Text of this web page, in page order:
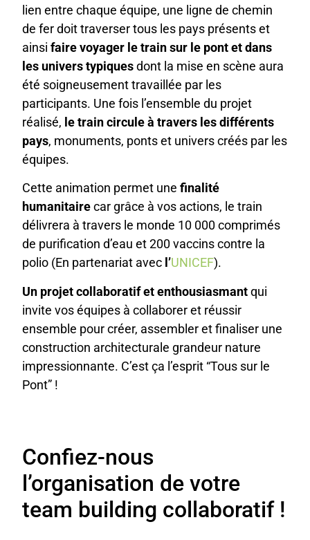
lien entre chaque équipe, une ligne de chemin
de fer doit traverser tous les pays présents et
ainsifaire voyager le train sur le pont et dans
les univers typiquesdont la mise en scène aura
été soigneusement travaillée par les
participants. Une fois l’ensemble du projet
réalisé, le train circule à travers les différents
pays, monuments, ponts et univers créés par les
équipes.
Cette animation permet unefinalité
humanitairecar grâce à vos actions, le train
délivrera à travers le monde 10 000 comprimés
de purification d’eau et 200 vaccins contre la
polio (En partenariat avec l’UNICEF).
Un projet collaboratif et enthousiasmantqui
invite vos équipes à collaborer et réussir
ensemble pour créer, assembler et finaliser une
construction architecturale grandeur nature
impressionnante. C’est ça l’esprit “Tous sur le
Pont” !
Confiez-nous
l’organisation de votre
team building collaboratif !